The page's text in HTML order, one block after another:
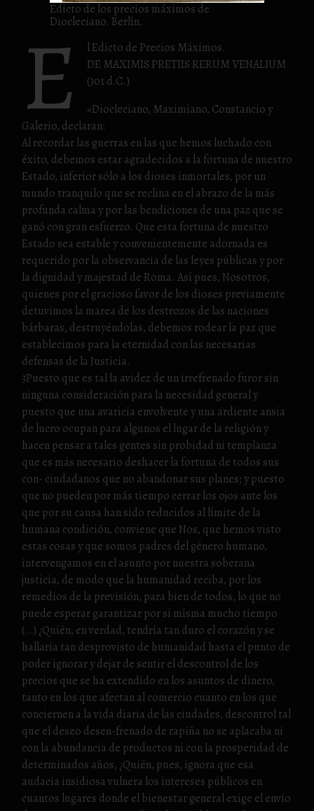
Edicto de los precios máximos de
Diocleciano. Berlín.
E
l Edicto de Precios Máximos.
DE MAXIMIS PRETIIS RERUM VENALIUM
(301 d.C.)
«Diocleciano, Maximiano, Constancio y
Galerio, declaran:
Al recordar las guerras en las que hemos luchado con
éxito, debemos estar agradecidos a la fortuna de nuestro
Estado, inferior sólo a los dioses inmortales, por un
mundo tranquilo que se reclina en el abrazo de la más
profunda calma y por las bendiciones de una paz que se
ganó con gran esfuerzo. Que esta fortuna de nuestro
Estado sea estable y convenientemente adornada es
requerido por la observancia de las leyes públicas y por
la dignidad y majestad de Roma. Así pues, Nosotros,
quienes por el gracioso favor de los dioses previamente
detuvimos la marea de los destrozos de las naciones
bárbaras, destruyéndolas, debemos rodear la paz que
establecimos para la eternidad con las necesarias
defensas de la Justicia.
3Puesto que es tal la avidez de un irrefrenado furor sin
ninguna consideración para la necesidad general y
puesto que una avaricia envolvente y una ardiente ansia
de lucro ocupan para algunos el lugar de la religión y
hacen pensar a tales gentes sin probidad ni templanza
que es más necesario deshacer la fortuna de todos sus
con- ciudadanos que no abandonar sus planes; y puesto
que no pueden por más tiempo cerrar los ojos ante los
que por su causa han sido reducidos al límite de la
humana condición, conviene que Nos, que hemos visto
estas cosas y que somos padres del género humano,
intervengamos en el asunto por nuestra soberana
justicia, de modo que la humanidad reciba, por los
remedios de la previsión, para bien de todos, lo que no
puede esperar garantizar por sí misma mucho tiempo
(…) ¿Quién, en verdad, tendría tan duro el corazón y se
hallaría tan desprovisto de humanidad hasta el punto de
poder ignorar y dejar de sentir el descontrol de los
precios que se ha extendido en los asuntos de dinero,
tanto en los que afectan al comercio cuanto en los que
conciernen a la vida diaria de las ciudades, descontrol tal
que el deseo desen-frenado de rapiña no se aplacaba ni
con la abundancia de productos ni con la prosperidad de
determinados años, ¿Quién, pues, ignora que esa
audacia insidiosa vulnera los intereses públicos en
cuantos lugares donde el bienestar general exige el envío